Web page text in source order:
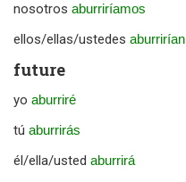
nosotros aburriríamos
ellos/ellas/ustedes aburrirían
future
yo aburriré
tú aburrirás
él/ella/usted aburrirá